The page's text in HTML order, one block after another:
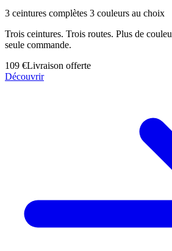
3 ceintures complètes 3 couleurs au choix
Trois ceintures. Trois routes. Plus de
seule commande.
109 €Livraison offerte
Découvrir